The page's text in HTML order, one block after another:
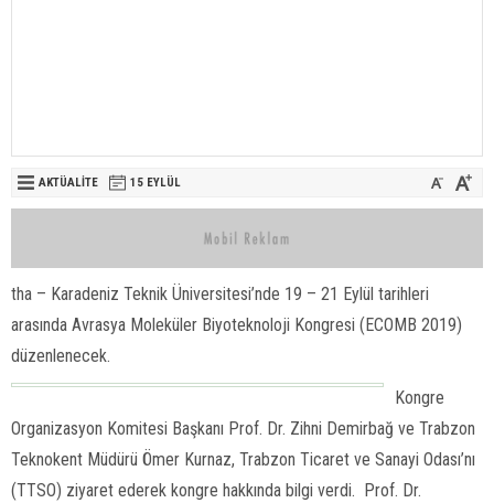
AKTÜALITE 15 EYLÜL
tha – Karadeniz Teknik Üniversitesi’nde 19 – 21 Eylül tarihleri
arasında Avrasya Moleküler Biyoteknoloji Kongresi (ECOMB 2019)
düzenlenecek.
Kongre
Organizasyon Komitesi Başkanı Prof. Dr. Zihni Demirbağ ve Trabzon
Teknokent Müdürü Ömer Kurnaz, Trabzon Ticaret ve Sanayi Odası’nı
(TTSO) ziyaret ederek kongre hakkında bilgi verdi. Prof. Dr.